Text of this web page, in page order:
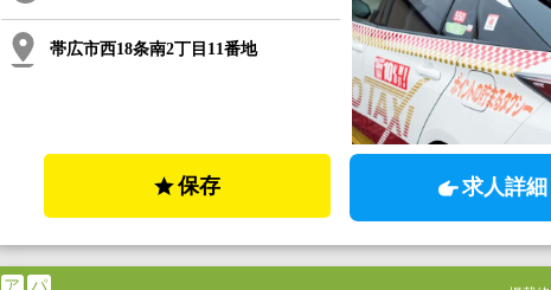
帯広市西18条南2丁目11番地
保存 求人詳細
ア パ